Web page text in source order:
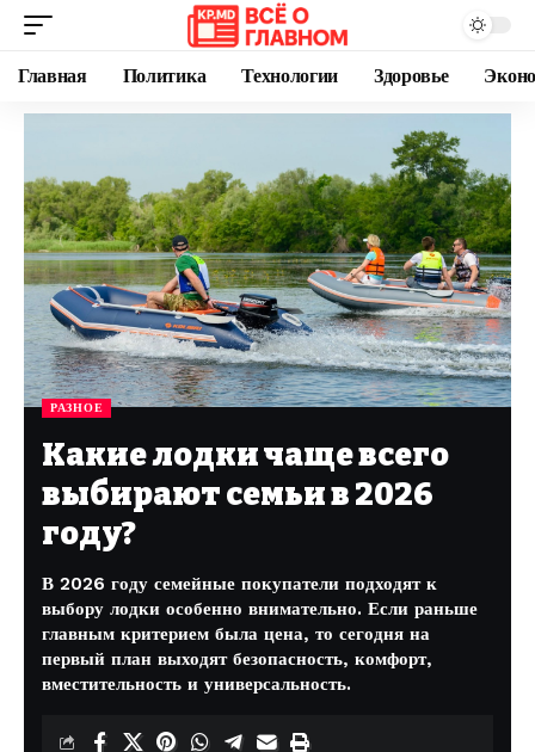
Главная Политика Технологии Здоровье
РАЗНОЕ
Какие лодки чаще всего
выбирают семьи в 2026
году?
В 2026 году семейные покупатели подходят к
выбору лодки особенно внимательно. Если раньше
главным критерием была цена, то сегодня на
первый план выходят безопасность, комфорт,
вместительность и универсальность.